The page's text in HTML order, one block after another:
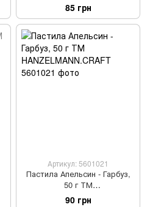
85 грн
Артикул: 5601021
Пастила Апельсин - Гарбуз,
50 г ТМ
HANZELMANN.CRAFT
90 грн